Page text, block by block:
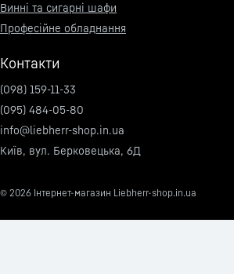
Винні та сигарні шафи
Професійне обладнання
Контакти
(098) 159-11-33
(095) 484-05-80
info@liebherr-shop.in.ua
Київ, вул. Берковецька, 6Д
© 2026 Інтернет-магазин Liebherr-shop.in.ua